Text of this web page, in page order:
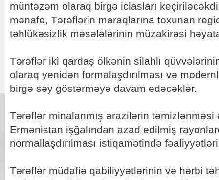
müntəzəm olaraq birgə iclasları
mənafe, Tərəflərin maraqlarına toxunan
təhlükəsizlik məsələlərinin müzakirəsi
Tərəflər iki qardaş ölkənin silahlı
olaraq yenidən formalaşdırılması və
birgə səy göstərməyə davam edəcəklər.
Tərəflər minalanmış ərazilərin təmizlənməsi
Ermənistan işğalından azad edilmiş
normallaşdırılması istiqamətində
Tərəflər müdafiə qabiliyyətlərinin və hərbi